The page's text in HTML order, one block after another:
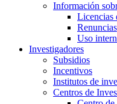
Información
Licencias
Renuncias
Uso
Investigadores
Subsidios
Incentivos
Institutos de
Centros de